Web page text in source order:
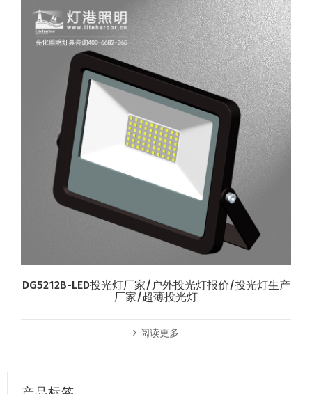
DG5212B-LED投光灯厂家/户外投光灯报价/投光灯生产
厂家/超薄投光灯
阅读更多